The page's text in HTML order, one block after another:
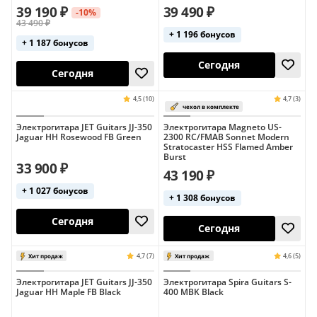
4,7 (3)
Сегодня
39 190 ₽
-10%
43 490 ₽
+ 1 187 бонусов
Сегодня
39 490 ₽
+ 1 196 бонусов
Электрогитара JET Guitars JJ-350
Jaguar HH Rosewood FB Green
33 900 ₽
+ 1 027 бонусов
Электрогитара Magneto US-
2300 RC/FMAB Sonnet Modern
Stratocaster HSS Flamed Amber
Burst
43 190 ₽
+ 1 308 бонусов
Электрогитара JET Guitars JJ-350
Jaguar HH Maple FB Black
Электрогитара Spira Guitars S-
400 MBK Black